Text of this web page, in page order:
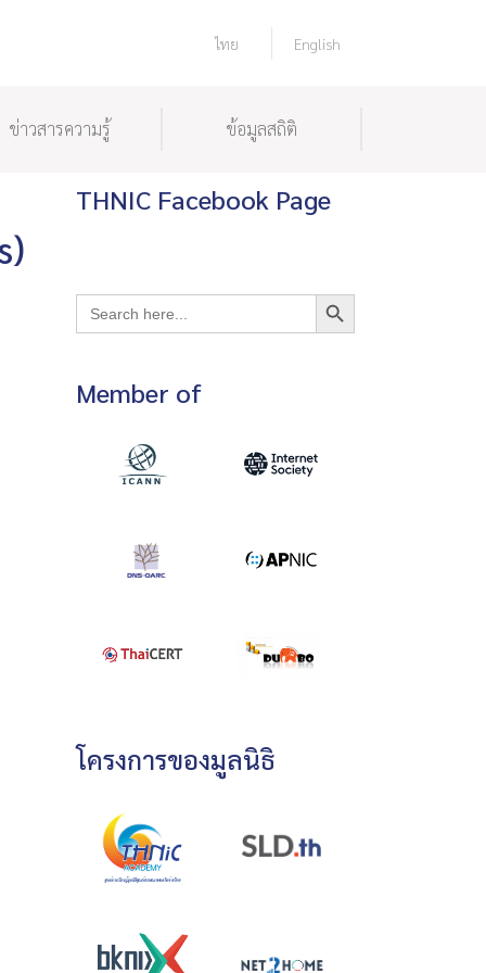
ไทย English
ข่าวสารความรู้ ข้อมูลสถิติ
THNIC Facebook Page
Search
for:
Search Button
Member of
โครงการของมูลนิธิ